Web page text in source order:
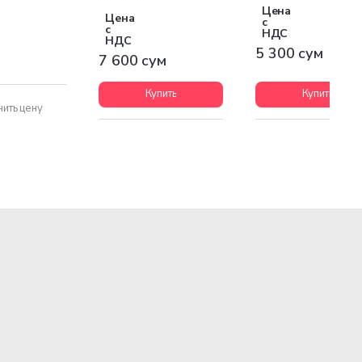
цену
Цена
с
НДС
7 600 сум
Купить
Цена
с
НДС
5 300 сум
Купить